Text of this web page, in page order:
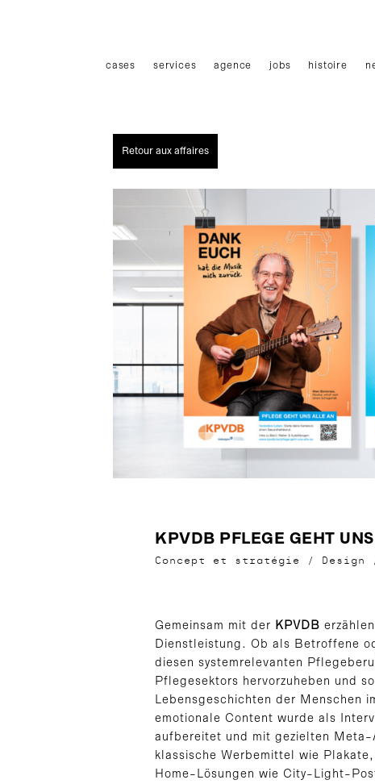
Haupmenü
cases services agence jobs histoire
Retour aux affaires
KPVDB PFLEGE GEHT
Concept et stratégie / Design
Gemeinsam mit der KPVDB
Dienstleistung. Ob als Betroffene
diesen systemrelevanten
Pflegesektors hervorzuheben und
Lebensgeschichten der Menschen
emotionale Content wurde als
aufbereitet und mit gezielten Meta-
klassische Werbemittel wie
Home-Lösungen wie City-Light-